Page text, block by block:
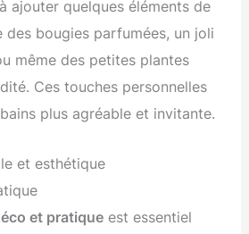
ajouter quelques éléments de
bougies parfumées, un joli
même des petites plantes
Ces touches personnelles
plus agréable et invitante.
et esthétique
et pratique est essentiel